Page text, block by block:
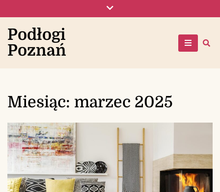
to
content
Podłogi
Poznań
Miesiąc: marzec 2025